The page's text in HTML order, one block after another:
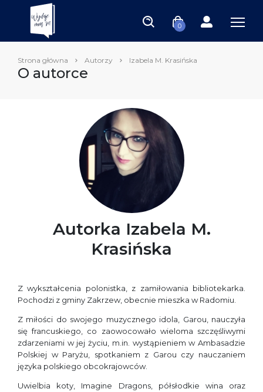
0
Strona główna Autorzy Izabela M. Krasińska
O autorce
Autorka Izabela M.
Krasińska
Z wykształcenia polonistka, z zamiłowania bibliotekarka.
Pochodzi z gminy Zakrzew, obecnie mieszka w Radomiu.
Z miłości do swojego muzycznego idola, Garou, nauczyła
się francuskiego, co zaowocowało wieloma szczęśliwymi
zdarzeniami w jej życiu, m.in. wystąpieniem w Ambasadzie
Polskiej w Paryżu, spotkaniem z Garou czy nauczaniem
języka polskiego obcokrajowców.
Uwielbia koty, Imagine Dragons, półsłodkie wina oraz